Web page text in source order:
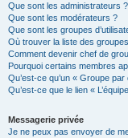
Que sont les administrateurs ?
Que sont les modérateurs ?
Que sont les groupes
Où trouver la liste des
Comment devenir chef de
Pourquoi certains membres
Qu’est-ce qu’un « Groupe par
Qu’est-ce que le lien «
Messagerie privée
Je ne peux pas envoyer de